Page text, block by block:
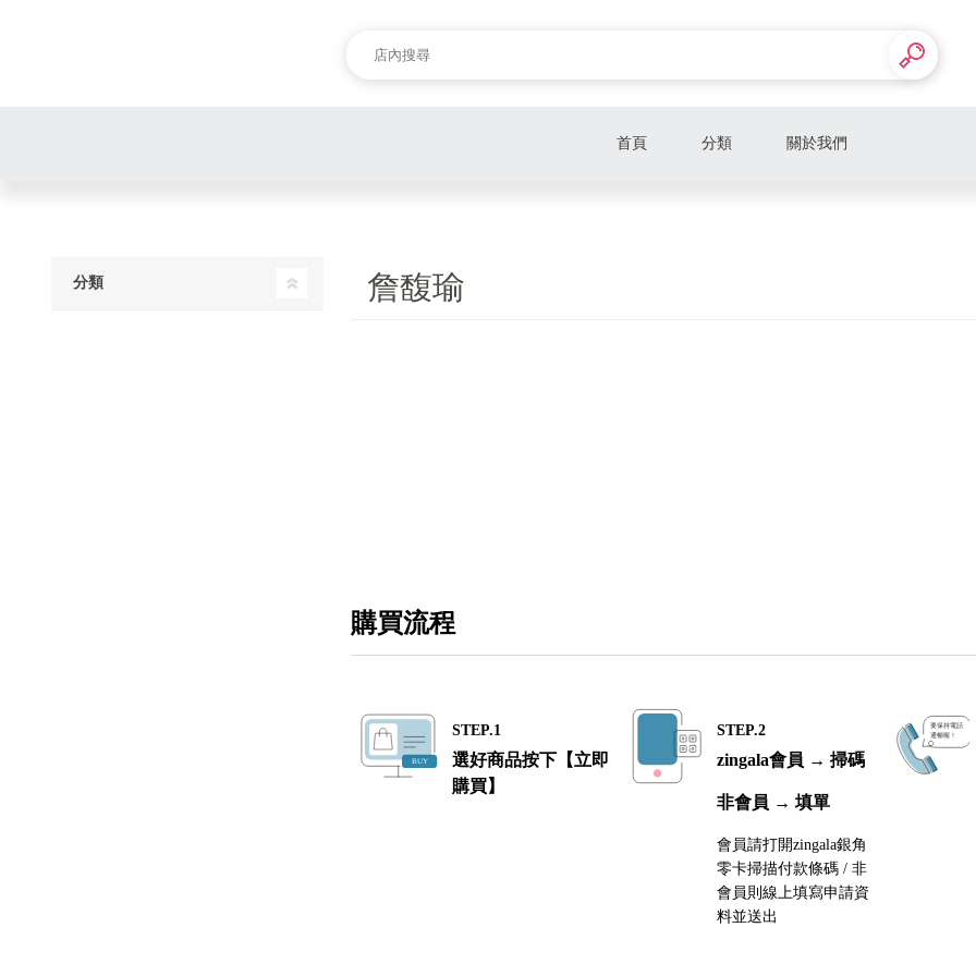
首頁 分類 關於我們
詹馥瑜
購買流程
STEP.1
選好商品按下【立即
購買】
STEP.2
zingala會員 → 掃碼
非會員 → 填單
會員請打開zingala銀角
零卡掃描付款條碼 / 非
會員則線上填寫申請資
料並送出
分類